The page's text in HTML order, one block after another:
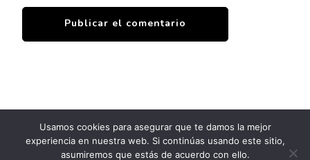
© Copyright 2026Clínica Milos. Todos los derechos
reservados.Blossom Pin | Desarrollado por Blossom
Usamos cookies para asegurar que te damos la mejor
experiencia en nuestra web. Si continúas usando este sitio,
asumiremos que estás de acuerdo con ello.